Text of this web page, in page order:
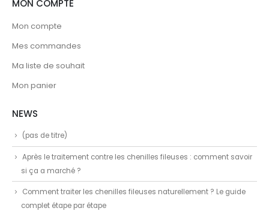
MON COMPTE
Mon compte
Mes commandes
Ma liste de souhait
Mon panier
NEWS
(pas de titre)
Après le traitement contre les chenilles fileuses : comment savoir
si ça a marché ?
Comment traiter les chenilles fileuses naturellement ? Le guide
complet étape par étape